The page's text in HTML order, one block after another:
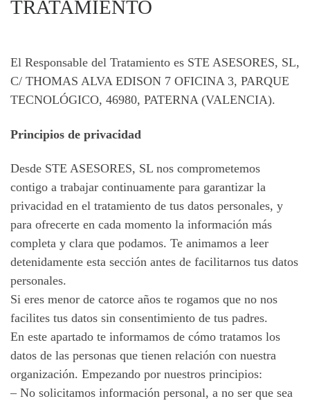
TRATAMIENTO
El Responsable del Tratamiento es STE ASESORES, SL,
C/ THOMAS ALVA EDISON 7 OFICINA 3, PARQUE
TECNOLÓGICO, 46980, PATERNA (VALENCIA).
Principios de privacidad
Desde STE ASESORES, SL nos comprometemos
contigo a trabajar continuamente para garantizar la
privacidad en el tratamiento de tus datos personales, y
para ofrecerte en cada momento la información más
completa y clara que podamos. Te animamos a leer
detenidamente esta sección antes de facilitarnos tus datos
personales.
Si eres menor de catorce años te rogamos que no nos
facilites tus datos sin consentimiento de tus padres.
En este apartado te informamos de cómo tratamos los
datos de las personas que tienen relación con nuestra
organización. Empezando por nuestros principios:
– No solicitamos información personal, a no ser que sea